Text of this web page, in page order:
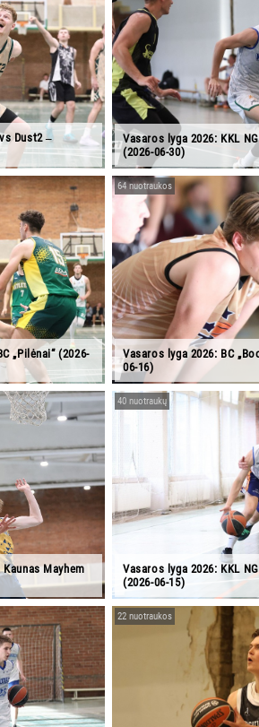
Dust2 ‒
Vasaros lyga 2026: KKL
(2026-06-30)
„Pilėnai“ (2026-
Vasaros lyga 2026: BC
06-16)
64 nuotraukos
Mayhem
Vasaros lyga 2026: KKL
(2026-06-15)
40 nuotraukų
22 nuotraukos